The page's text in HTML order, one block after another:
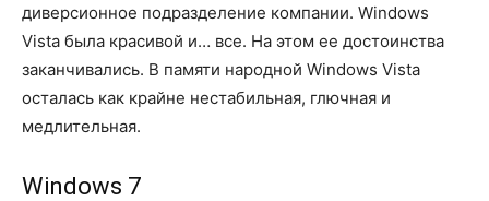
диверсионное подразделение компании. Windows
Vista была красивой и… все. На этом ее достоинства
заканчивались. В памяти народной Windows Vista
осталась как крайне нестабильная, глючная и
медлительная.
Windows 7